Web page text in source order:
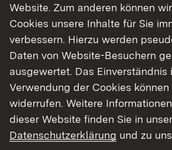
Die Kosten der
auf rund eine Millionen Euro. Für
des Radwegabschnitts sind
50.000 Euro veranschlagt Die
werden vom Land Baden-
Verkehrsführung
Zur Durchführung der Arbeiten
Website. Zum anderen können
Cookies unsere Inhalte für Sie
verbessern. Hierzu werden
Daten von Website-Besuchern
ausgewertet. Das Einverständnis
Verwendung der Cookies
widerrufen. Weitere
dieser Website finden Sie in
Datenschutzerklärung und zu